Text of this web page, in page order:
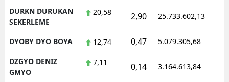
DURKN DURUKAN
SEKERLEME
20,58 2,90 25.733.602,13
DYOBY DYO BOYA 12,74 0,47 5.079.305,68
DZGYO DENIZ
GMYO
7,11 0,14 3.164.613,84